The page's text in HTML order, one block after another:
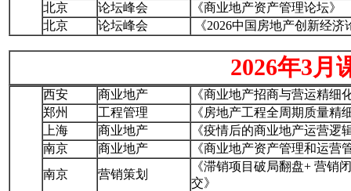
北京
论坛峰会
《商业地产资产管理论坛》
北京
论坛峰会 《2026中国房地产创新经
2026年3月
西安 商业地产
《商业地产招商与营运精细
郑州
工程管理
《房地产工程全周期质量精
上海
商业地产
《疫情后的商业地产运营逻
南京
商业地产
《商业地产资产管理和运营
南京
营销策划
《滞销项目破局翻盘+ 营销
交》